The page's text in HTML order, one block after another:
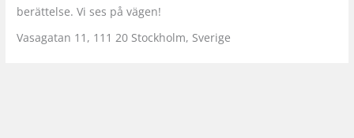
berättelse. Vi ses på vägen!
Vasagatan 11, 111 20 Stockholm, Sverige